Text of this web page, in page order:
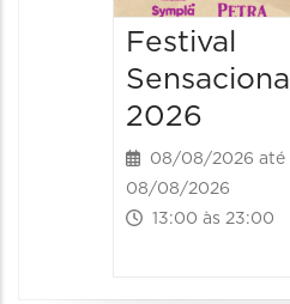
Festival
Sensacional
2026
08/08/2026 até
08/08/2026
13:00 às 23:00